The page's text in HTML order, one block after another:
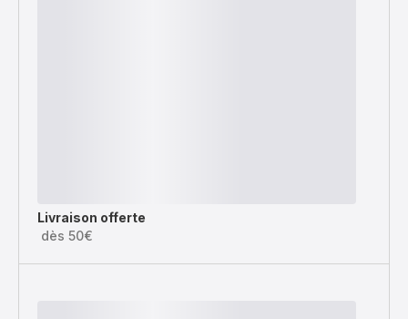
Livraison offerte
dès 50€